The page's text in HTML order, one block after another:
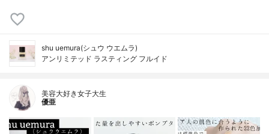
shu uemura(シュウ ウエムラ)
アンリミテッド ラスティング フルイド
美容大好き女子大生
優亜